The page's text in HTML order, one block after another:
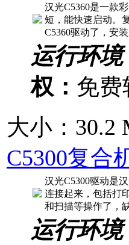
汉光C5360是一款
短，能快速启动。
C5360驱动了，安
运行环境
权： 免
大小：30.2
C5300复合
汉光C5300驱动是
连接起来，包括打
和扫描等操作了，
运行环境